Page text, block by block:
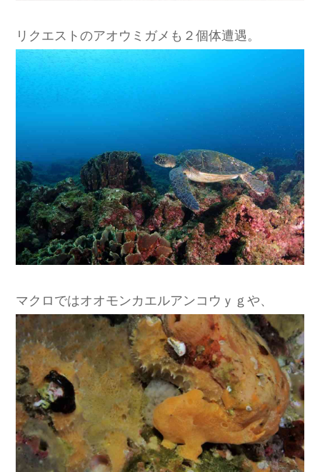
リクエストのアオウミガメも２個体遭遇。
マクロではオオモンカエルアンコウｙｇや、